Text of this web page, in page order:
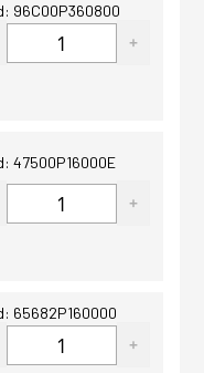
96C00P360800
47500P16000E
65682P160000